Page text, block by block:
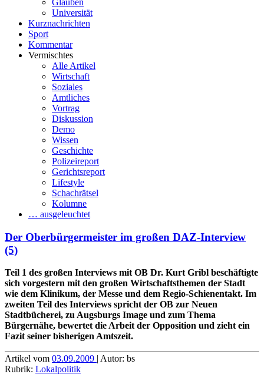
Glauben
Universität
Kurznachrichten
Sport
Kommentar
Vermischtes
Alle Artikel
Wirtschaft
Soziales
Amtliches
Vortrag
Diskussion
Demo
Wissen
Geschichte
Polizeireport
Gerichtsreport
Lifestyle
Schachrätsel
Kolumne
… ausgeleuchtet
Der Oberbürgermeister im großen DAZ-Interview
(5)
Teil 1 des großen Interviews mit OB Dr. Kurt Gribl beschäftigte
sich vorgestern mit den großen Wirtschaftsthemen der Stadt
wie dem Klinikum, der Messe und dem Regio-Schienentakt. Im
zweiten Teil des Interviews spricht der OB zur Neuen
Stadtbücherei, zu Augsburgs Image und zum Thema
Bürgernähe, bewertet die Arbeit der Opposition und zieht ein
Fazit seiner bisherigen Amtszeit.
Artikel vom 03.09.2009 | Autor: bs
Rubrik: Lokalpolitik